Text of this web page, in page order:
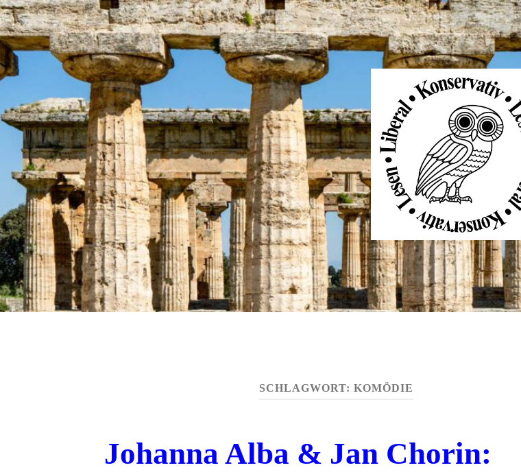
Liberal
Konservativ
Lesen
SCHLAGWORT: KOMÖDIE
Johanna Alba & Jan Chorin: